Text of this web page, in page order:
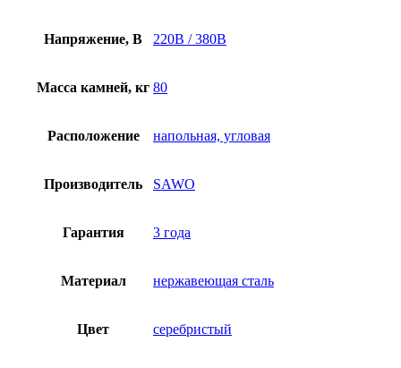
Напряжение, В 220В / 380В
Масса камней, кг 80
Расположение напольная, угловая
Производитель SAWO
Гарантия 3 года
Материал нержавеющая сталь
Цвет серебристый